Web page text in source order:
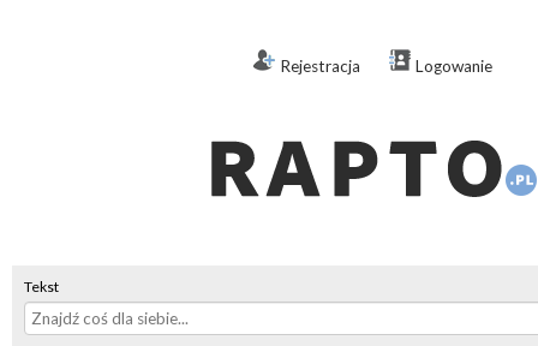
Rejestracja Logowanie
Tekst